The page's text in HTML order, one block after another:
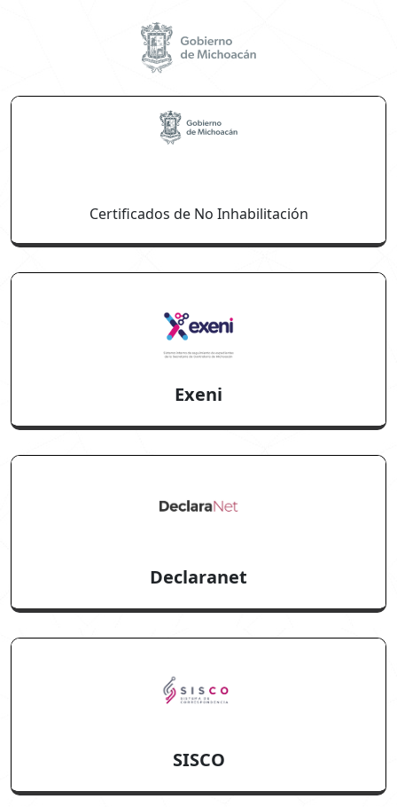
Certificados de No Inhabilitación
Exeni
Declaranet
SISCO